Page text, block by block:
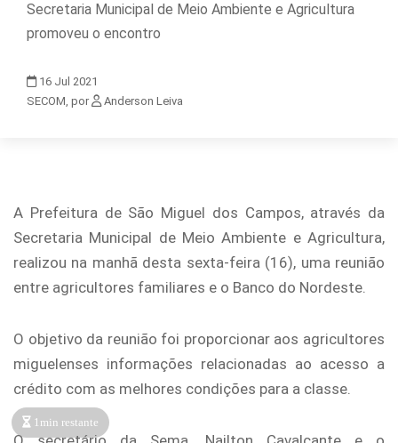
1min restante
Secretaria Municipal de Meio Ambiente e Agricultura
promoveu o encontro
16 Jul 2021
SECOM, por
Anderson Leiva
A Prefeitura de São Miguel dos Campos, através da
Secretaria Municipal de Meio Ambiente e Agricultura,
realizou na manhã desta sexta-feira (16), uma reunião
entre agricultores familiares e o Banco do Nordeste.
O objetivo da reunião foi proporcionar aos agricultores
miguelenses informações relacionadas ao acesso a
crédito com as melhores condições para a classe.